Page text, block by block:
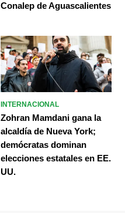
Conalep de Aguascalientes
INTERNACIONAL
Zohran Mamdani gana la
alcaldía de Nueva York;
demócratas dominan
elecciones estatales en EE.
UU.